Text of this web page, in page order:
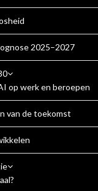
2025–2027
op werk en beroepen
van de toekomst